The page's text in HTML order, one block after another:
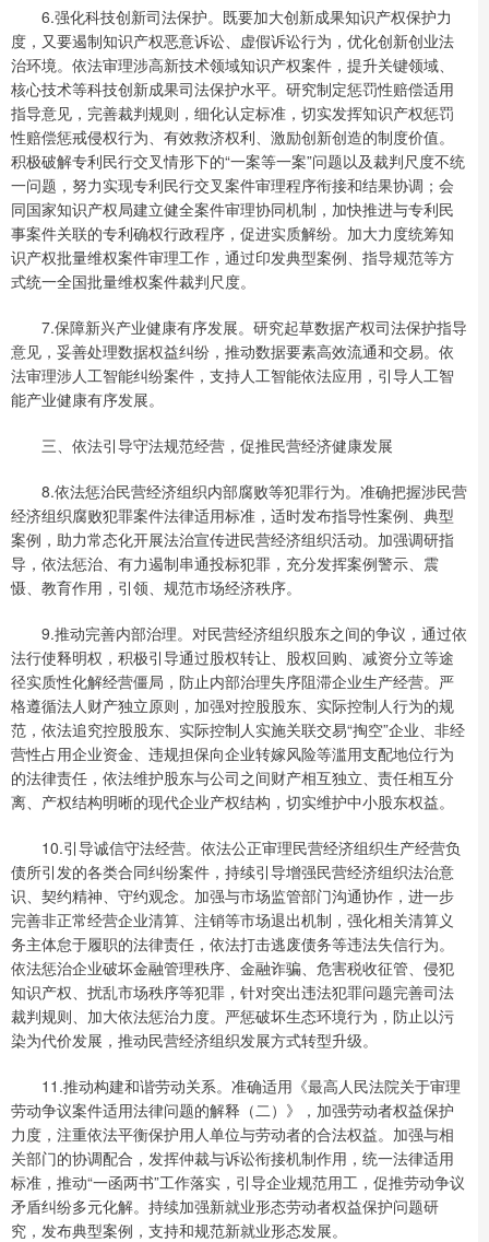
6.强化科技创新司法保护。既要加大创新成果知识产权保护力
度，又要遏制知识产权恶意诉讼、虚假诉讼行为，优化创新创业法
治环境。依法审理涉高新技术领域知识产权案件，提升关键领域、
核心技术等科技创新成果司法保护水平。研究制定惩罚性赔偿适用
指导意见，完善裁判规则，细化认定标准，切实发挥知识产权惩罚
性赔偿惩戒侵权行为、有效救济权利、激励创新创造的制度价值。
积极破解专利民行交叉情形下的“一案等一案”问题以及裁判尺度不统
一问题，努力实现专利民行交叉案件审理程序衔接和结果协调；会
同国家知识产权局建立健全案件审理协同机制，加快推进与专利民
事案件关联的专利确权行政程序，促进实质解纷。加大力度统筹知
识产权批量维权案件审理工作，通过印发典型案例、指导规范等方
式统一全国批量维权案件裁判尺度。
7.保障新兴产业健康有序发展。研究起草数据产权司法保护指导
意见，妥善处理数据权益纠纷，推动数据要素高效流通和交易。依
法审理涉人工智能纠纷案件，支持人工智能依法应用，引导人工智
能产业健康有序发展。
三、依法引导守法规范经营，促推民营经济健康发展
8.依法惩治民营经济组织内部腐败等犯罪行为。准确把握涉民营
经济组织腐败犯罪案件法律适用标准，适时发布指导性案例、典型
案例，助力常态化开展法治宣传进民营经济组织活动。加强调研指
导，依法惩治、有力遏制串通投标犯罪，充分发挥案例警示、震
慑、教育作用，引领、规范市场经济秩序。
9.推动完善内部治理。对民营经济组织股东之间的争议，通过依
法行使释明权，积极引导通过股权转让、股权回购、减资分立等途
径实质性化解经营僵局，防止内部治理失序阻滞企业生产经营。严
格遵循法人财产独立原则，加强对控股股东、实际控制人行为的规
范，依法追究控股股东、实际控制人实施关联交易“掏空”企业、非经
营性占用企业资金、违规担保向企业转嫁风险等滥用支配地位行为
的法律责任，依法维护股东与公司之间财产相互独立、责任相互分
离、产权结构明晰的现代企业产权结构，切实维护中小股东权益。
10.引导诚信守法经营。依法公正审理民营经济组织生产经营负
债所引发的各类合同纠纷案件，持续引导增强民营经济组织法治意
识、契约精神、守约观念。加强与市场监管部门沟通协作，进一步
完善非正常经营企业清算、注销等市场退出机制，强化相关清算义
务主体怠于履职的法律责任，依法打击逃废债务等违法失信行为。
依法惩治企业破坏金融管理秩序、金融诈骗、危害税收征管、侵犯
知识产权、扰乱市场秩序等犯罪，针对突出违法犯罪问题完善司法
裁判规则、加大依法惩治力度。严惩破坏生态环境行为，防止以污
染为代价发展，推动民营经济组织发展方式转型升级。
11.推动构建和谐劳动关系。准确适用《最高人民法院关于审理
劳动争议案件适用法律问题的解释（二）》，加强劳动者权益保护
力度，注重依法平衡保护用人单位与劳动者的合法权益。加强与相
关部门的协调配合，发挥仲裁与诉讼衔接机制作用，统一法律适用
标准，推动“一函两书”工作落实，引导企业规范用工，促推劳动争议
矛盾纠纷多元化解。持续加强新就业形态劳动者权益保护问题研
究，发布典型案例，支持和规范新就业形态发展。